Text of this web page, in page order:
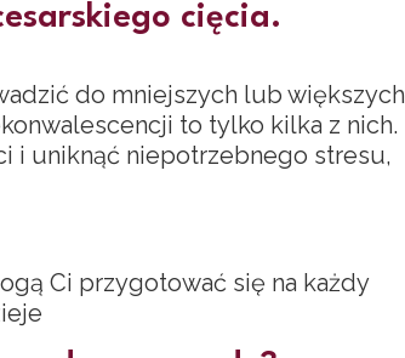
cięcia.
do mniejszych lub większych
to tylko kilka z nich.
i uniknąć niepotrzebnego stresu,
Ci przygotować się na każdy